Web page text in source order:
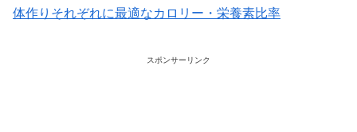
体作りそれぞれに最適なカロリー・栄養素比率
スポンサーリンク